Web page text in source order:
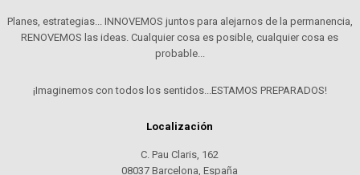
Planes, estrategias... INNOVEMOS juntos para alejarnos de la permanencia,
RENOVEMOS las ideas. Cualquier cosa es posible, cualquier cosa es
probable...
¡Imaginemos con todos los sentidos...ESTAMOS PREPARADOS!
Localización
C. Pau Claris, 162
08037 Barcelona, España